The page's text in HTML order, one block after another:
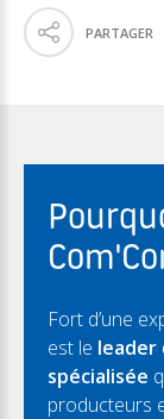
PARTAGER
Fort d’une
est le leader
spécialisée
producteurs